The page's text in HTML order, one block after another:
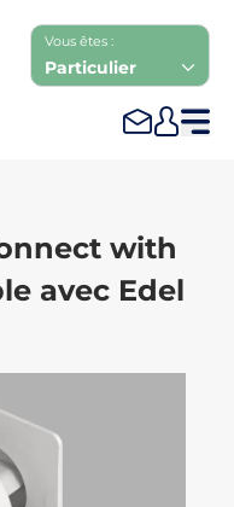
Vous êtes :
Particulier
with
avec Edel